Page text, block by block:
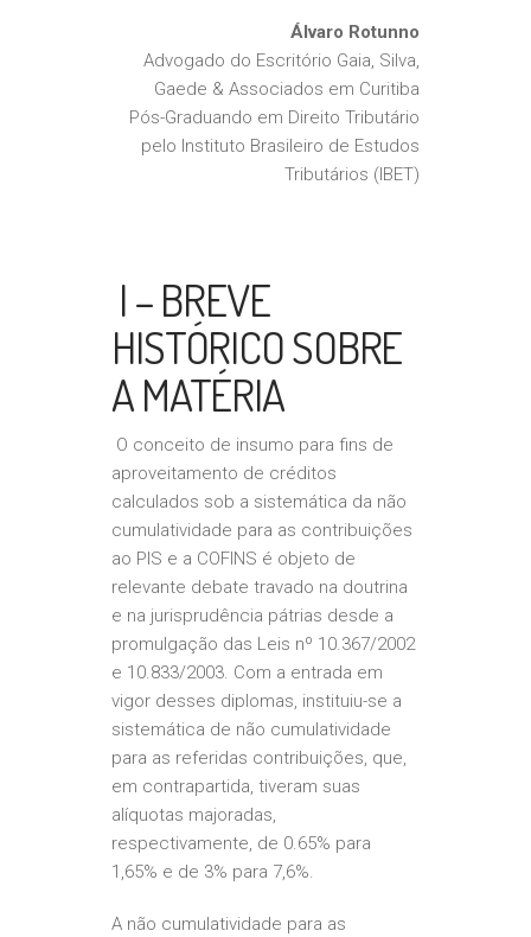
Álvaro Rotunno
Advogado do Escritório Gaia, Silva,
Gaede & Associados em Curitiba
Pós-Graduando em Direito Tributário
pelo Instituto Brasileiro de Estudos
Tributários (IBET)
I – BREVE
HISTÓRICO SOBRE
A MATÉRIA
O conceito de insumo para fins de
aproveitamento de créditos
calculados sob a sistemática da não
cumulatividade para as contribuições
ao PIS e a COFINS é objeto de
relevante debate travado na doutrina
e na jurisprudência pátrias desde a
promulgação das Leis nº 10.367/2002
e 10.833/2003. Com a entrada em
vigor desses diplomas, instituiu-se a
sistemática de não cumulatividade
para as referidas contribuições, que,
em contrapartida, tiveram suas
alíquotas majoradas,
respectivamente, de 0.65% para
1,65% e de 3% para 7,6%.
A não cumulatividade para as